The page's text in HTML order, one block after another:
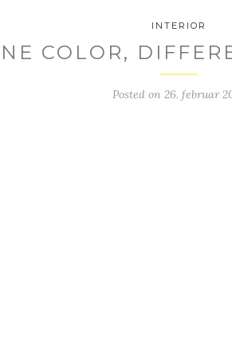
INTERIOR
COLOR,
Posted on 26. februar